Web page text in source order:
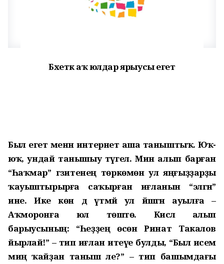
Бәхеткә аҡ юлдар ярыусы егет
Был егет менән интернет аша таныштыҡ. Юҡ-
юҡ, ундай танышыу түгел. Мин алып барған
“Һаҡмар” гәзитенең төркөмөнә ул яңғыҙҙарҙы
ҡауыштырырға саҡырған иғланын “элгән”
ине. Ике көн дә үтмәй ул йәшәгән ауылға –
Аҡморонға юл төштө. Кисәлә алып
барыусының: “Һеҙҙең өсөн Ринат Такалов
йырлай!” – тип иғлан итеүе булды, “Был исем
миңә ҡайҙан таныш әле?” – тип башымдағы